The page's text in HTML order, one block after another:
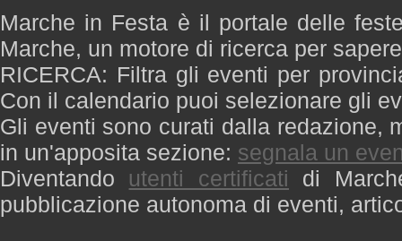
Marche in Festa è il portale delle
Marche, un motore di ricerca per
RICERCA: Filtra gli eventi per
Con il calendario puoi selezionare gli
Gli eventi sono curati dalla redazione,
in un'apposita sezione: segnala un
Diventando utenti certificati di
pubblicazione autonoma di eventi,